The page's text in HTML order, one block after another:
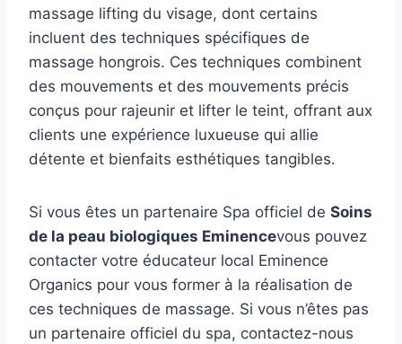
massage lifting du visage, dont certains
incluent des techniques spécifiques de
massage hongrois. Ces techniques combinent
des mouvements et des mouvements précis
conçus pour rajeunir et lifter le teint, offrant aux
clients une expérience luxueuse qui allie
détente et bienfaits esthétiques tangibles.
Si vous êtes un partenaire Spa officiel de Soins
de la peau biologiques Eminencevous pouvez
contacter votre éducateur local Eminence
Organics pour vous former à la réalisation de
ces techniques de massage. Si vous n’êtes pas
un partenaire officiel du spa, contactez-nous